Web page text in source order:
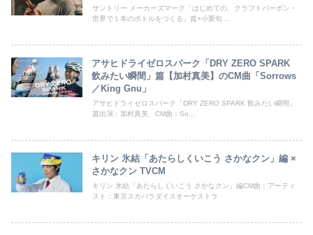
サントリー メーカーズマーク「はじめての、クラフトバーボン・
世界で１本のボトルをつくる」篇×小栗旬 ...
アサヒドライゼロスパーク「DRY ZERO SPARK
飲みたい瞬間」篇【加村真美】のCM曲「Sorrows
／King Gnu」
アサヒドライゼロスパーク「DRY ZERO SPARK 飲みたい瞬間」
篇出演：加村真美、CM曲：So...
キリン 氷結「あたらしくいこう さかなクン」編 ×
さかなクン TVCM
キリン 氷結「あたらしくいこう さかなクン」編CM曲：アーティ
スト：東京スカパラダイスオーケストラ